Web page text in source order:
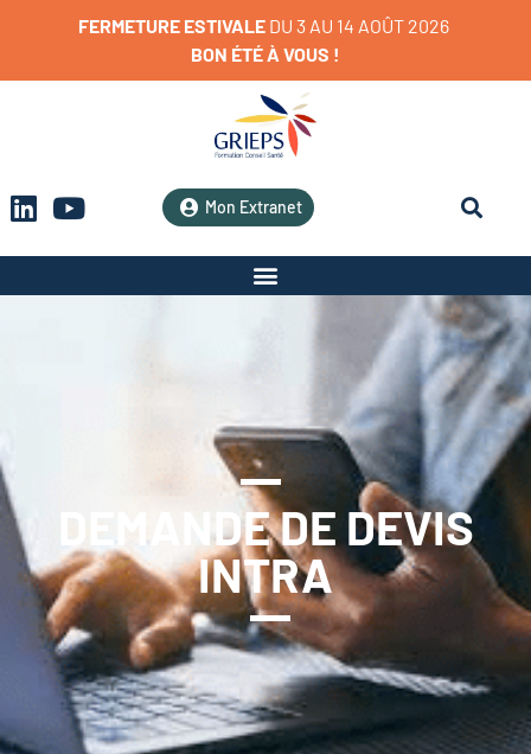
FERMETURE ESTIVALE DU 3 AU 14 AOÛT 2026
BON ÉTÉÀ VOUS !
Mon Extranet
DEMANDE DE DEVIS
INTRA